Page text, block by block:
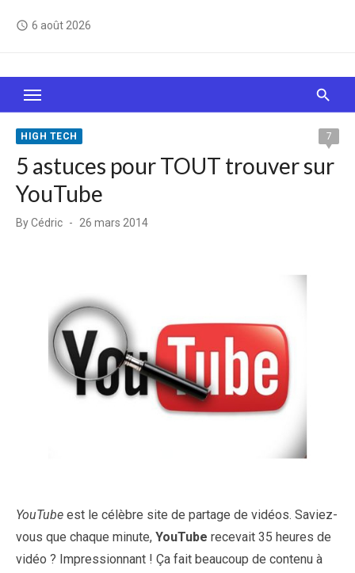
access_time 6 août 2026
Le Web, c'est comme une boîte de chocolats… On
sait jamais sur quoi on va tomber !
HIGH TECH 7
5 astuces pour TOUT trouver sur
YouTube
ByCédric
Posted
26 mars 2014
YouTube est le célèbre site de partage de vidéos. Saviez-
vous que chaque minute, YouTube recevait 35 heures de
vidéo ? Impressionnant ! Ça fait beaucoup de contenu à